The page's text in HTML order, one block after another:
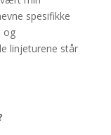
spesifikke
og
linjeturene står